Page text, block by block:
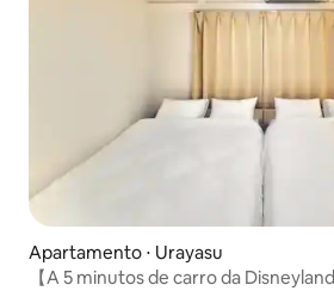
Apartamento ⋅ Urayasu
【A 5 minutos de carro da